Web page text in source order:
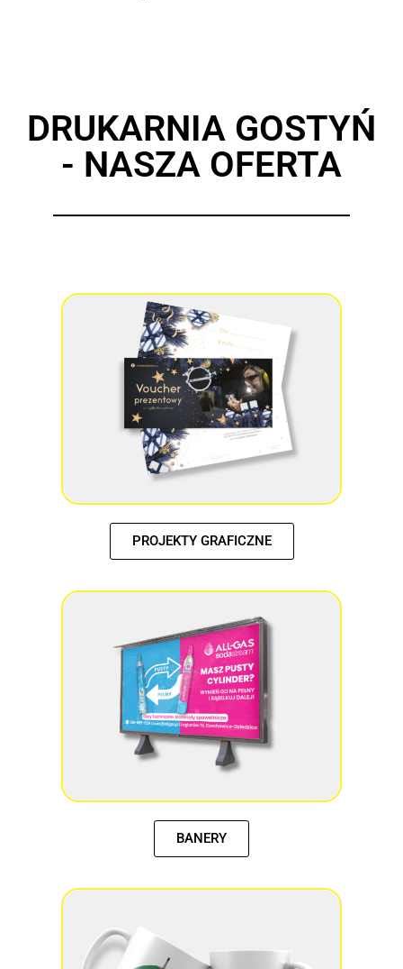
DRUKARNIA GOSTYŃ
- NASZA OFERTA
PROJEKTY GRAFICZNE
BANERY